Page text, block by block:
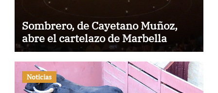
Sombrero, de Cayetano Muñoz,
abre el cartelazo de Marbella
Noticias